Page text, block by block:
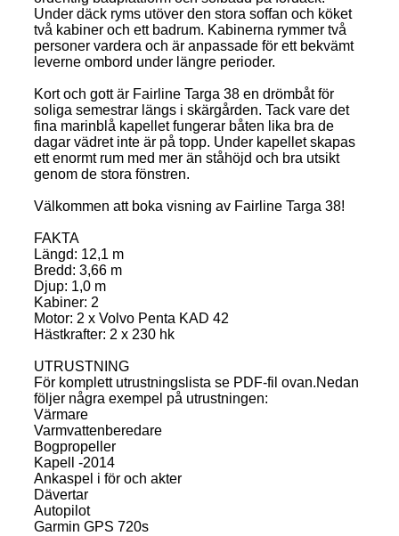
Under däck ryms utöver den stora soffan och köket
två kabiner och ett badrum. Kabinerna rymmer två
personer vardera och är anpassade för ett bekvämt
leverne ombord under längre perioder.
Kort och gott är Fairline Targa 38 en drömbåt för
soliga semestrar längs i skärgården. Tack vare det
fina marinblå kapellet fungerar båten lika bra de
dagar vädret inte är på topp. Under kapellet skapas
ett enormt rum med mer än ståhöjd och bra utsikt
genom de stora fönstren.
Välkommen att boka visning av Fairline Targa 38!
FAKTA
Längd: 12,1 m
Bredd: 3,66 m
Djup: 1,0 m
Kabiner: 2
Motor: 2 x Volvo Penta KAD 42
Hästkrafter: 2 x 230 hk
UTRUSTNING
För komplett utrustningslista se PDF-fil ovan.Nedan
följer några exempel på utrustningen:
Värmare
Varmvattenberedare
Bogpropeller
Kapell -2014
Ankaspel i för och akter
Dävertar
Autopilot
Garmin GPS 720s